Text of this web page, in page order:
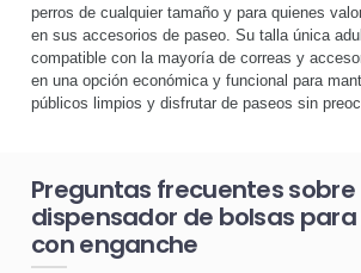
perros de cualquier tamaño y para quienes
en sus accesorios de paseo. Su talla única
compatible con la mayoría de correas y
en una opción económica y funcional para
públicos limpios y disfrutar de paseos sin
Preguntas frecuentes sobre
dispensador de bolsas
con enganche